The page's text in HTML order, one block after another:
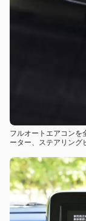
フルオートエアコンを
ーター、ステアリング